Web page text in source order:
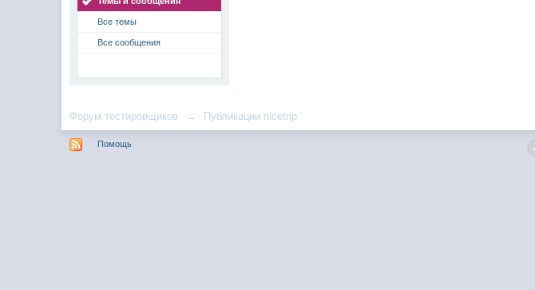
Все темы
Все сообщения
Форум тестировщиков → Публикации nicetrip
Помощь